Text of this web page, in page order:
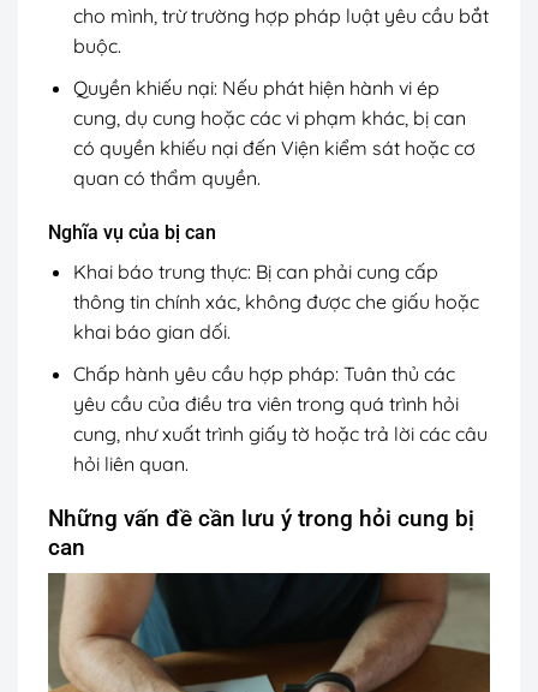
cho mình, trừ trường hợp pháp luật yêu cầu bắt
buộc.
Quyền khiếu nại: Nếu phát hiện hành vi ép
cung, dụ cung hoặc các vi phạm khác, bị can
có quyền khiếu nại đến Viện kiểm sát hoặc cơ
quan có thẩm quyền.
Nghĩa vụ của bị can
Khai báo trung thực: Bị can phải cung cấp
thông tin chính xác, không được che giấu hoặc
khai báo gian dối.
Chấp hành yêu cầu hợp pháp: Tuân thủ các
yêu cầu của điều tra viên trong quá trình hỏi
cung, như xuất trình giấy tờ hoặc trả lời các câu
hỏi liên quan.
Những vấn đề cần lưu ý trong hỏi cung bị
can